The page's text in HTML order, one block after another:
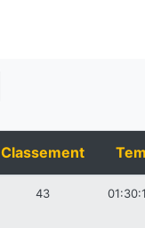
Classement
43